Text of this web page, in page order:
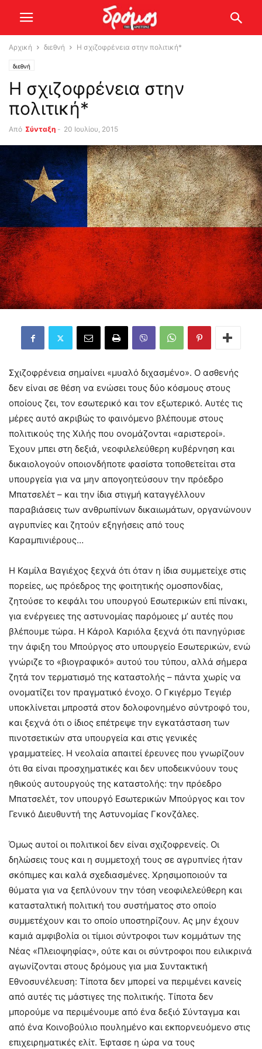
Αρχική διεθνή Η σχιζοφρένεια στην πολιτική*
διεθνή
Η σχιζοφρένεια στην
πολιτική*
Από Σύνταξη - 20 Ιουλίου, 2015
Σχιζοφρένεια σημαίνει «μυαλό διχασμένο». Ο ασθενής
δεν είναι σε θέση να ενώσει τους δύο κόσμους στους
οποίους ζει, τον εσωτερικό και τον εξωτερικό. Αυτές τις
μέρες αυτό ακριβώς το φαινόμενο βλέπουμε στους
πολιτικούς της Χιλής που ονομάζονται «αριστεροί».
Έχουν μπει στη δεξιά, νεοφιλελεύθερη κυβέρνηση και
δικαιολογούν οποιονδήποτε φασίστα τοποθετείται στα
υπουργεία για να μην απογοητεύσουν την πρόεδρο
Μπατσελέτ – και την ίδια στιγμή καταγγέλλουν
παραβιάσεις των ανθρωπίνων δικαιωμάτων, οργανώνουν
αγρυπνίες και ζητούν εξηγήσεις από τους
Καραμπινιέρους…
Η Καμίλα Βαγιέχος ξεχνά ότι όταν η ίδια συμμετείχε στις
πορείες, ως πρόεδρος της φοιτητικής ομοσπονδίας,
ζητούσε το κεφάλι του υπουργού Εσωτερικών επί πίνακι,
για ενέργειες της αστυνομίας παρόμοιες μ’ αυτές που
βλέπουμε τώρα. H Κάρολ Καριόλα ξεχνά ότι πανηγύρισε
την άφιξη του Μπούργος στο υπουργείο Εσωτερικών, ενώ
γνώριζε το «βιογραφικό» αυτού του τύπου, αλλά σήμερα
ζητά τον τερματισμό της καταστολής – πάντα χωρίς να
ονοματίζει τον πραγματικό ένοχο. Ο Γκιγέρμο Τεγιέρ
υποκλίνεται μπροστά στον δολοφονημένο σύντροφό του,
και ξεχνά ότι ο ίδιος επέτρεψε την εγκατάσταση των
πινοτσετικών στα υπουργεία και στις γενικές
γραμματείες. Η νεολαία απαιτεί έρευνες που γνωρίζουν
ότι θα είναι προσχηματικές και δεν υποδεικνύουν τους
ηθικούς αυτουργούς της καταστολής: την πρόεδρο
Μπατσελέτ, τον υπουργό Εσωτερικών Μπούργος και τον
Γενικό Διευθυντή της Αστυνομίας Γκονζάλες.
Όμως αυτοί οι πολιτικοί δεν είναι σχιζοφρενείς. Οι
δηλώσεις τους και η συμμετοχή τους σε αγρυπνίες ήταν
σκόπιμες και καλά σχεδιασμένες. Χρησιμοποιούν τα
θύματα για να ξεπλύνουν την τόση νεοφιλελεύθερη και
κατασταλτική πολιτική του συστήματος στο οποίο
συμμετέχουν και το οποίο υποστηρίζουν. Ας μην έχουν
καμιά αμφιβολία οι τίμιοι σύντροφοι των κομμάτων της
Νέας «Πλειοψηφίας», ούτε και οι σύντροφοι που ειλικρινά
αγωνίζονται στους δρόμους για μια Συντακτική
Εθνοσυνέλευση: Τίποτα δεν μπορεί να περιμένει κανείς
από αυτές τις μάστιγες της πολιτικής. Τίποτα δεν
μπορούμε να περιμένουμε από ένα δεξιό Σύνταγμα και
από ένα Κοινοβούλιο πουλημένο και εκπορνευόμενο στις
επιχειρηματικές ελίτ. Έφτασε η ώρα να τους